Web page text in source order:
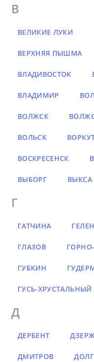
В
ВЕЛИКИЕ ЛУКИ
ВЕРХНЯЯ ПЫШМА
ВЛАДИВОСТОК
ВЛАДИМИР
ВОЛЖСК
ВОЛЬСК
ВОСКРЕСЕНСК
ВЫБОРГ ВЫКСА
Г
ГАТЧИНА
ГЛАЗОВ
ГУБКИН
ГУСЬ-ХРУСТАЛЬНЫЙ
Д
ДЕРБЕНТ
ДМИТРОВ